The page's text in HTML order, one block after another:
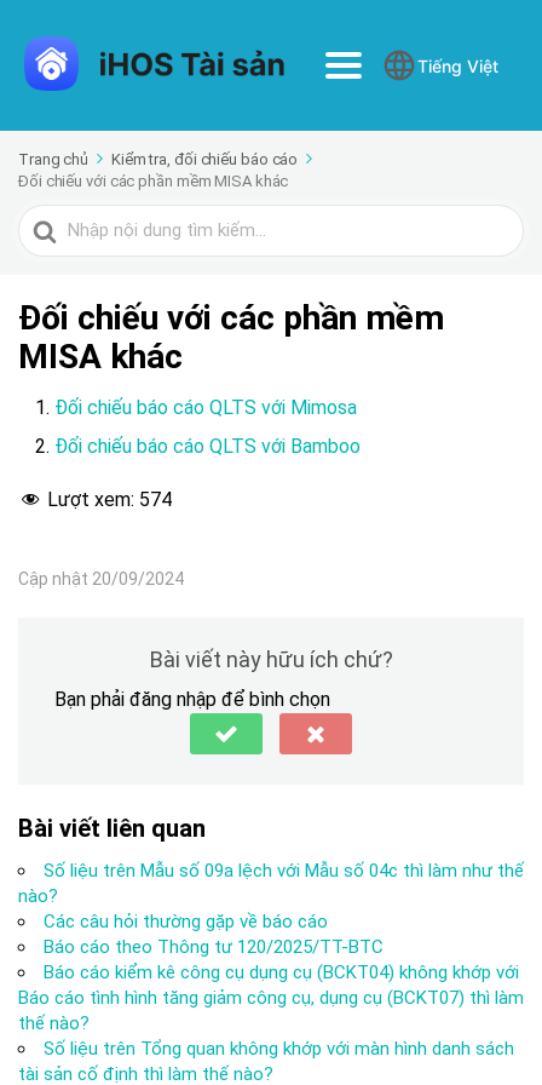
Tiếng Việt
Trang chủ
Kiểm tra, đối chiếu báo cáo
Đối chiếu với các phần mềm MISA khác
Tìm
kiếm
Đối chiếu với các phần mềm
MISA khác
Đối chiếu báo cáo QLTS với Mimosa
Đối chiếu báo cáo QLTS với Bamboo
Lượt xem: 574
Cập nhật 20/09/2024
Bài viết này hữu ích chứ?
Bạn phải đăng nhập để bình chọn
Bài viết liên quan
Số liệu trên Mẫu số 09a lệch với Mẫu số 04c thì làm như thế
nào?
Các câu hỏi thường gặp về báo cáo
Báo cáo theo Thông tư 120/2025/TT-BTC
Báo cáo kiểm kê công cụ dụng cụ (BCKT04) không khớp với
Báo cáo tình hình tăng giảm công cụ, dụng cụ (BCKT07) thì làm
thế nào?
Số liệu trên Tổng quan không khớp với màn hình danh sách
tài sản cố định thì làm thế nào?